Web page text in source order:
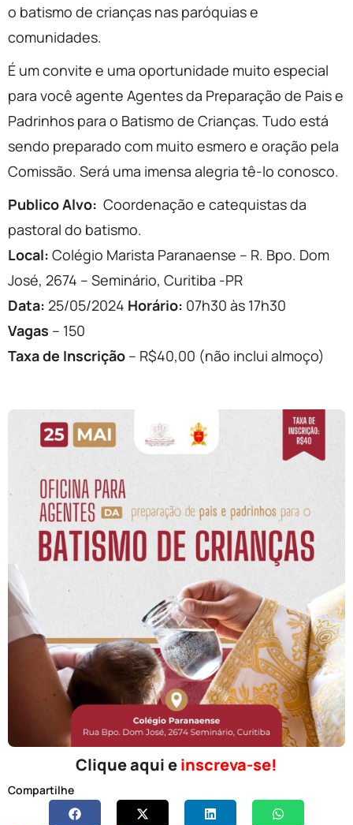
o batismo de crianças nas paróquias e
comunidades.
É um convite e uma oportunidade muito especial
para você agente Agentes da Preparação de Pais e
Padrinhos para o Batismo de Crianças. Tudo está
sendo preparado com muito esmero e oração pela
Comissão. Será uma imensa alegria tê-lo conosco.
Publico Alvo: Coordenação e catequistas da
pastoral do batismo.
Local: Colégio Marista Paranaense – R. Bpo. Dom
José, 2674 – Seminário, Curitiba -PR
Data: 25/05/2024 Horário: 07h30 às 17h30
Vagas – 150
Taxa de Inscrição – R$40,00 (não inclui almoço)
Clique aqui einscreva-se!
Compartilhe